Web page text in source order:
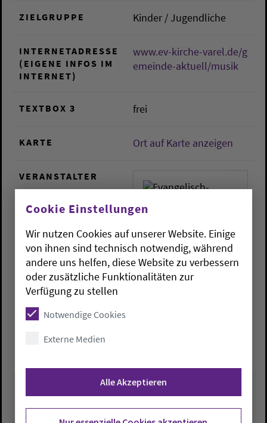
ZIELGRUPPE Kinder / Jugendliche
INTERNETADRESSE
(EIGENE INFOS IM
INTERNET)
www.ev-kirche-varel.de/g
emeinde-aktuell/musik
TEXTBOX 3 frei
KARTE Ort auf Karte anzeigen
VERANSTALTER
Evangelisch-lutherische
Kirchengemeinde Varel
Cookie Einstellungen
Wir nutzen Cookies auf unserer Website. Einige
von ihnen sind technisch notwendig, während
andere uns helfen, diese Website zu verbessern
oder zusätzliche Funktionalitäten zur
Verfügung zu stellen
Notwendige Cookies
Externe Medien
Alle Akzeptieren